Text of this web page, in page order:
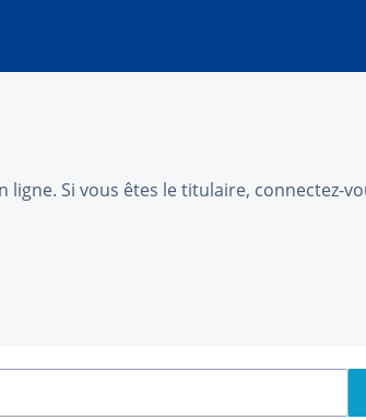
ligne. Si vous êtes le titulaire, connectez-